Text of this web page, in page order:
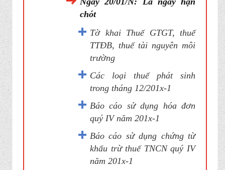
chót
Tờ khai Thuế GTGT, thuế
TTĐB, thuế tài nguyên môi
trường
Các loại thuế phát sinh
trong tháng 12/201x-1
Báo cáo sử dụng hóa đơn
quý IV năm 201x-1
Báo cáo sử dụng chứng từ
khấu trừ thuế TNCN quý IV
năm 201x-1